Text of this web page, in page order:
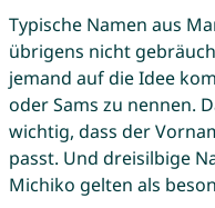
Typische Namen aus
übrigens nicht
jemand auf die Idee
oder Sams zu nennen.
wichtig, dass der
passt. Und dreisilbige
Michiko gelten als